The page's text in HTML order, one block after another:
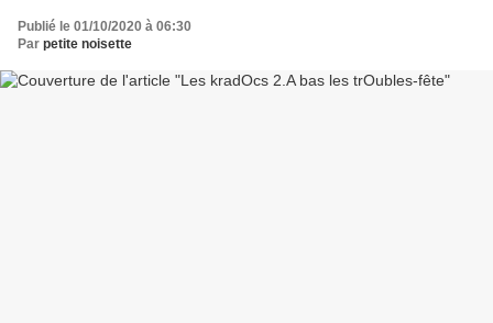
Publié le 01/10/2020 à 06:30
Par petite noisette